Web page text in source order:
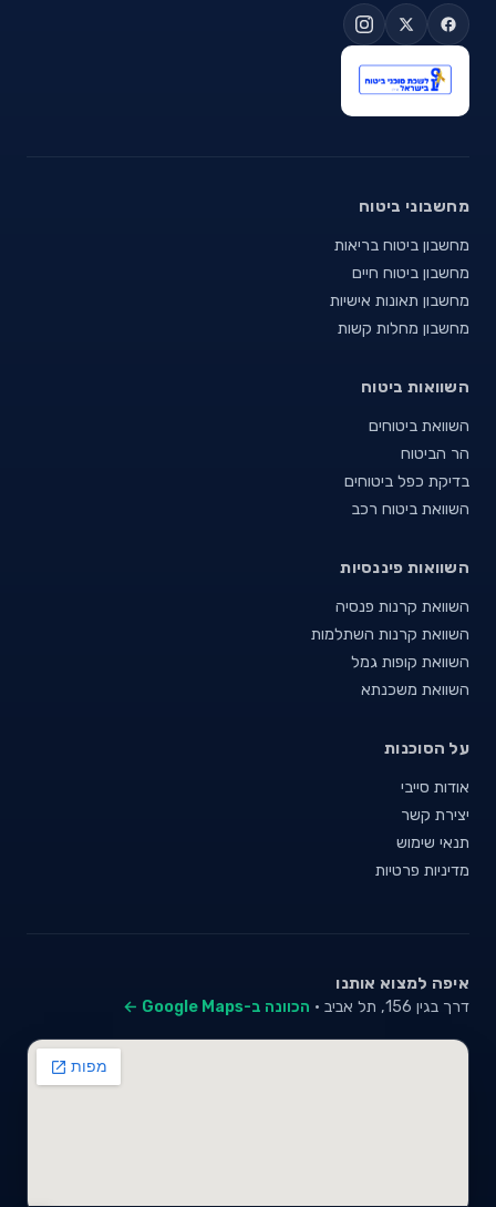
מחשבוני ביטוח
מחשבון ביטוח בריאות
מחשבון ביטוח חיים
מחשבון תאונות אישיות
מחשבון מחלות קשות
השוואות ביטוח
השוואת ביטוחים
הר הביטוח
בדיקת כפל ביטוחים
השוואת ביטוח רכב
השוואות פיננסיות
השוואת קרנות פנסיה
השוואת קרנות השתלמות
השוואת קופות גמל
השוואת משכנתא
על הסוכנות
אודות סייבי
יצירת קשר
תנאי שימוש
מדיניות פרטיות
איפה למצוא אותנו
דרך בגין 156, תל אביב · הכוונה ב-Google Maps ←